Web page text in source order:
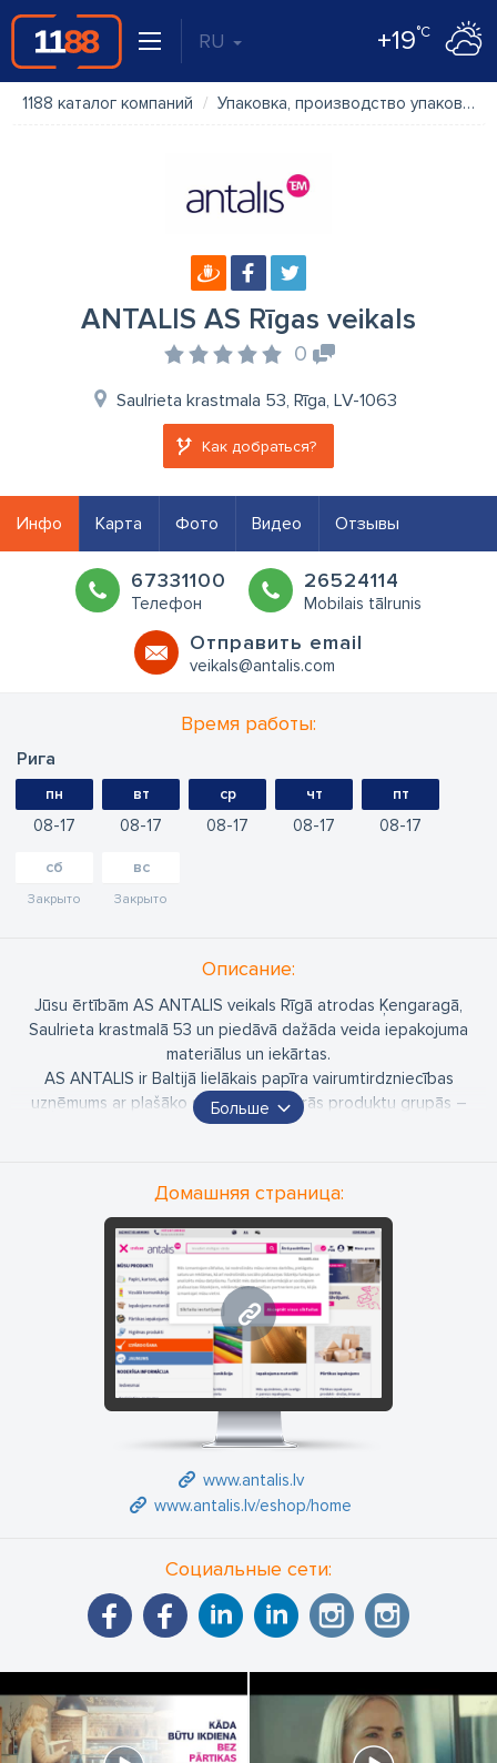
RU +19°C
1188 каталог компаний Упаковка, производство упаковки
ANTALIS AS Rīgas veikals
0
Saulrieta krastmala 53, Rīga, LV-1063
Как добраться?
Инфо Карта Фото Видео Отзывы
67331100
Телефон
26524114
Mobilais tālrunis
Oтправить email
veikals@antalis.com
Время работы:
Рига
пн
08 17
вт
08 17
ср
08 17
чт
08 17
пт
08 17
сб
Закрыто
вс
Закрыто
Oписание:
Jūsu ērtībām AS ANTALIS veikals Rīgā atrodas Ķengaragā,
Saulrieta krastmalā 53 un piedāvā dažāda veida iepakojuma
materiālus un iekārtas.
AS ANTALIS ir Baltijā lielākais papīra vairumtirdzniecības
uzņēmums ar plašāko sortimentu četrās produktu grupās –
papīri un materiāli birojam un poligrāfijai, vizuālās komunikācijas
ANTALIS veikali un noliktavas atrodas lielākajās Latvijas pilsētās
– Rīgā, Liepājā un Daugavpilī.
www.Antalis.lv ir iespēja iegādāties papīrus, materiālus, vizuālās
komunikācijas un iepakojuma produktus, iekārtas tiešsaistē.
Больше
Домашняя страница:
www.antalis.lv
www.antalis.lv
www.antalis.lv/eshop/home
Социальные сети: